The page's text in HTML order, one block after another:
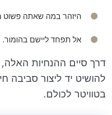
היזהר במה שאתה
אל תפחד ליישם בהומור.
דרך סיים ההנחיות
להושיט יד ליצור סביבה
בטוויטר לכולם.